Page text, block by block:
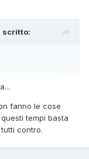
scritto:
fanno le cose
tempi basta
contro.